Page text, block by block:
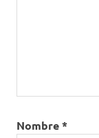
Nombre*